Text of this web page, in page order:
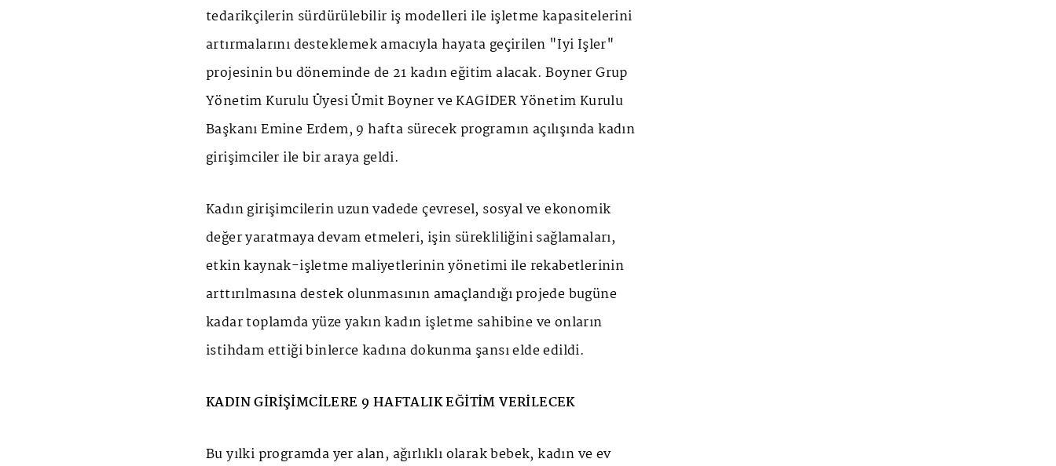
tedarikçilerin sürdürülebilir iş modelleri ile işletme kapasitelerini
artırmalarını desteklemek amacıyla hayata geçirilen "İyi İşler"
projesinin bu döneminde de 21 kadın eğitim alacak. Boyner Grup
Yönetim Kurulu Üyesi Ümit Boyner ve KAGİDER Yönetim Kurulu
Başkanı Emine Erdem, 9 hafta sürecek programın açılışında kadın
girişimciler ile bir araya geldi.
Kadın girişimcilerin uzun vadede çevresel, sosyal ve ekonomik
değer yaratmaya devam etmeleri, işin sürekliliğini sağlamaları,
etkin kaynak-işletme maliyetlerinin yönetimi ile rekabetlerinin
arttırılmasına destek olunmasının amaçlandığı projede bugüne
kadar toplamda yüze yakın kadın işletme sahibine ve onların
istihdam ettiği binlerce kadına dokunma şansı elde edildi.
KADIN GİRİŞİMCİLERE 9 HAFTALIK EĞİTİM VERİLECEK
Bu yılki programda yer alan, ağırlıklı olarak bebek, kadın ve ev